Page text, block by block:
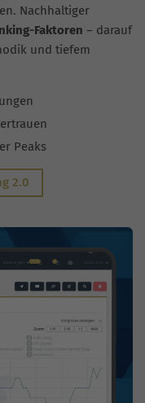
Nachhaltiger
Faktoren – darauf
und tiefem
Peaks
2.0